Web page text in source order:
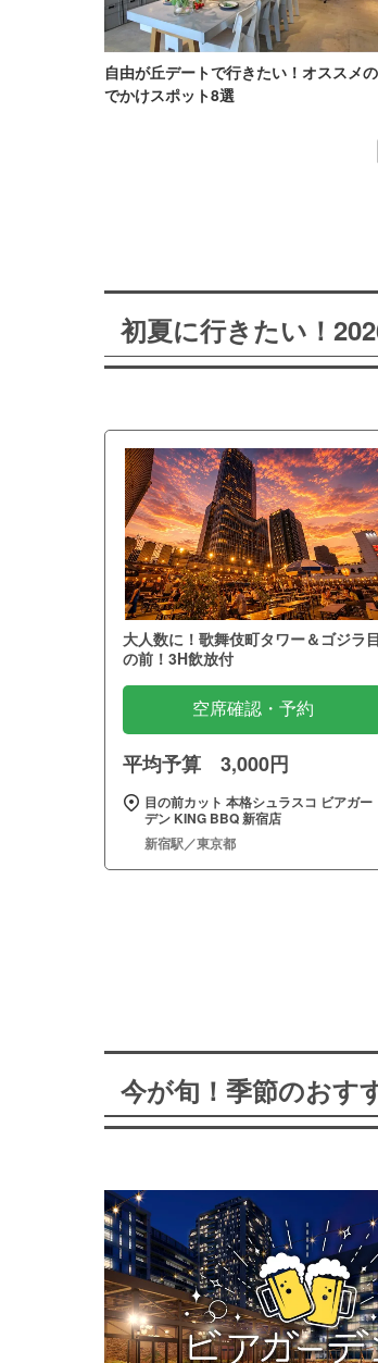
自由が丘デートで行きたい！オススメ
でかけスポット8選
初夏に行きたい！
大人数に！歌舞伎町タワー＆ゴジラ目
の前！3H飲放付
空席確認・予約
平均予算 3,000円
目の前カット 本格シュラスコ ビアガー
デン KING BBQ 新宿店
新宿駅／東京都
今が旬！季節のおす